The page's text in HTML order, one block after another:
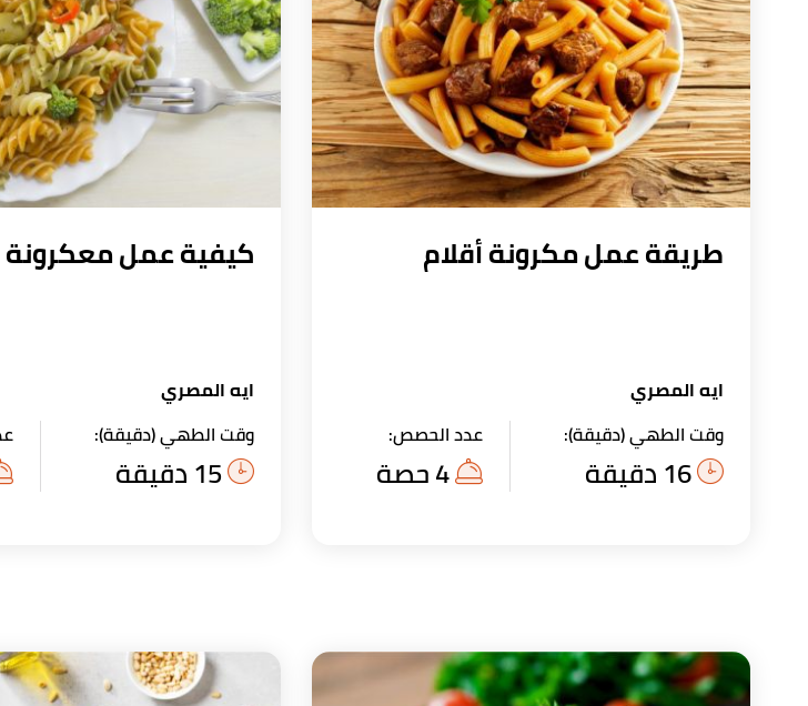
طريقة عمل مكرونة أقلام
ايه المصري
وقت الطهي (دقيقة):
16 دقيقة
عدد الحصص:
4 حصة
كيفية عمل معكرونة
ايه المصري
وقت الطهي (دقيقة):
15 دقيقة